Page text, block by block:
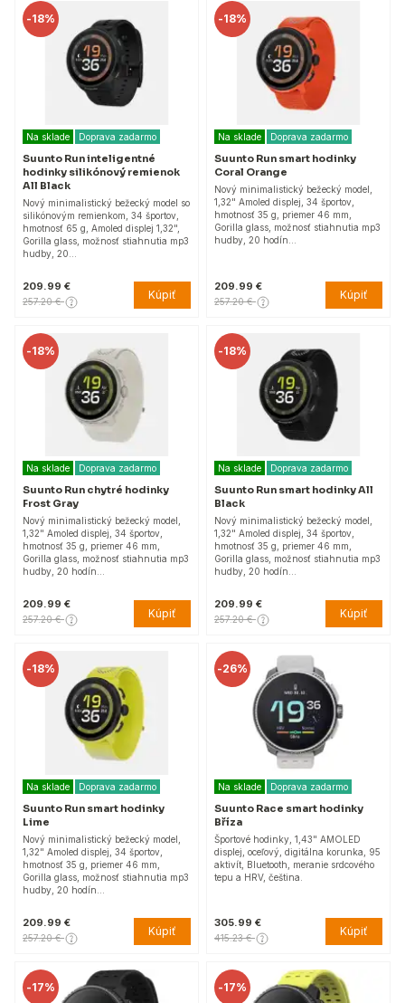
-18%
Na sklade Doprava zadarmo
Suunto Run inteligentné
hodinky silikónový remienok
All Black
Nový minimalistický bežecký model so
silikónovým remienkom, 34 športov,
hmotnosť 65 g, Amoled displej 1,32",
Gorilla glass, možnosť stiahnutia mp3
hudby, 20…
209.99 €
257.20 € Kúpiť
-18%
Na sklade Doprava zadarmo
Suunto Run smart hodinky
Coral Orange
Nový minimalistický bežecký model,
1,32" Amoled displej, 34 športov,
hmotnosť 35 g, priemer 46 mm,
Gorilla glass, možnosť stiahnutia mp3
hudby, 20 hodín…
209.99 €
257.20 € Kúpiť
-18%
Na sklade Doprava zadarmo
Suunto Run chytré hodinky
Frost Gray
Nový minimalistický bežecký model,
1,32" Amoled displej, 34 športov,
hmotnosť 35 g, priemer 46 mm,
Gorilla glass, možnosť stiahnutia mp3
hudby, 20 hodín…
209.99 €
257.20 € Kúpiť
-18%
Na sklade Doprava zadarmo
Suunto Run smart hodinky All
Black
Nový minimalistický bežecký model,
1,32" Amoled displej, 34 športov,
hmotnosť 35 g, priemer 46 mm,
Gorilla glass, možnosť stiahnutia mp3
hudby, 20 hodín…
209.99 €
257.20 € Kúpiť
-18%
Na sklade Doprava zadarmo
Suunto Run smart hodinky
Lime
Nový minimalistický bežecký model,
1,32" Amoled displej, 34 športov,
hmotnosť 35 g, priemer 46 mm,
Gorilla glass, možnosť stiahnutia mp3
hudby, 20 hodín…
209.99 €
257.20 € Kúpiť
-26%
Na sklade Doprava zadarmo
Suunto Race smart hodinky
Bříza
Športové hodinky, 1,43" AMOLED
displej, oceľový, digitálna korunka, 95
aktivít, Bluetooth, meranie srdcového
tepu a HRV, čeština.
305.99 €
415.23 € Kúpiť
-17% -17%